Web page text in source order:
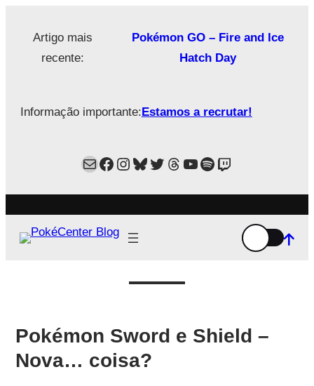
Artigo mais
recente:
Pokémon GO – Fire and Ice
Hatch Day
Informação importante:Estamos a recrutar!
MailFacebook
Instagram
Bluesky
Twitter
Estamos no Threads!
YouTube
Spotify
Twitch
Pokémon Sword e Shield –
Nova… coisa?